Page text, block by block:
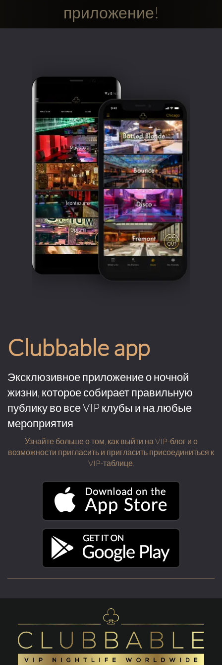
приложение!
Clubbable app
Эксклюзивное приложение о ночной
жизни, которое собирает правильную
публику во все VIP клубы и на любые
мероприятия
Узнайте больше о том, как выйти на VIP-блог и о
возможности пригласить и пригласить присоединиться к
VIP-таблице.